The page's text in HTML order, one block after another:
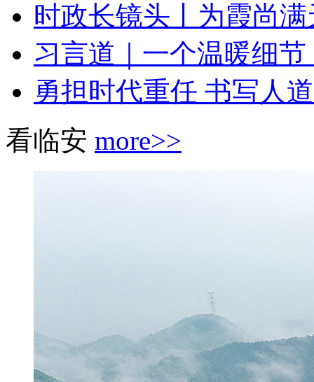
时政长镜头丨为霞尚满
习言道｜一个温暖细
勇担时代重任 书写人
看临安 more>>